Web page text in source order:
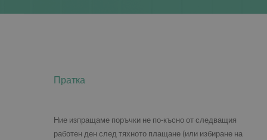
Пратка
Ние изпращаме поръчки не по-късно от следващия
работен ден след тяхното плащане (или избиране на